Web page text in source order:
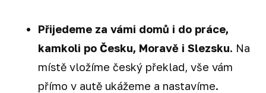
Přijedeme za vámi domů i do práce,
kamkoli po Česku, Moravě i Slezsku. Na
místě vložíme český překlad, vše vám
přímo v autě ukážeme a nastavíme.